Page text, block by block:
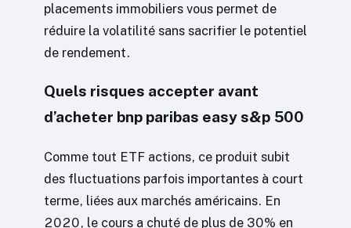
placements immobiliers vous permet de
réduire la volatilité sans sacrifier le potentiel
de rendement.
Quels risques accepter avant
d’acheter bnp paribas easy s&p 500
Comme tout ETF actions, ce produit subit
des fluctuations parfois importantes à court
terme, liées aux marchés américains. En
2020, le cours a chuté de plus de 30% en